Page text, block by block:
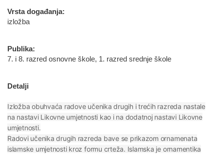
Vrsta događanja:
izložba
Publika:
7. i 8. razred osnovne škole, 1. razred srednje škole
Detalji
Izložba obuhvaća radove učenika drugih i trećih razreda nastale
na nastavi Likovne umjetnosti kao i na dodatnoj nastavi Likovne
umjetnosti.
Radovi učenika drugih razreda bave se prikazom ornamenata
islamske umjetnosti kroz formu crteža. Islamska je ornamentika